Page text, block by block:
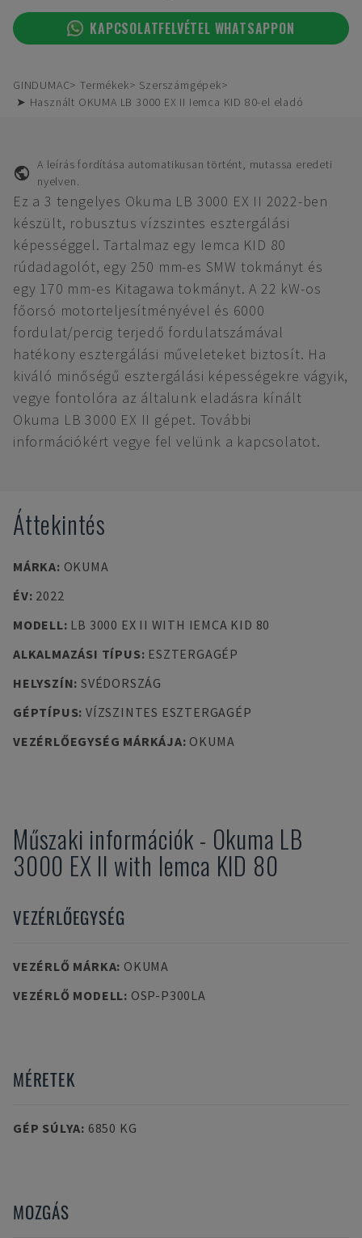
KAPCSOLATFELVÉTEL WHATSAPPON
GINDUMAC Termékek
Szerszámgépek
➤ Használt OKUMA LB 3000 EX II Iemca KID 80-el eladó
A leírás fordítása automatikusan történt, mutassa eredeti
nyelven.
Ez a 3 tengelyes Okuma LB 3000 EX II 2022-ben
készült, robusztus vízszintes esztergálási
képességgel. Tartalmaz egy Iemca KID 80
rúdadagolót, egy 250 mm-es SMW tokmányt és
egy 170 mm-es Kitagawa tokmányt. A 22 kW-os
főorsó motorteljesítményével és 6000
fordulat/percig terjedő fordulatszámával
hatékony esztergálási műveleteket biztosít. Ha
kiváló minőségű esztergálási képességekre vágyik,
vegye fontolóra az általunk eladásra kínált
Okuma LB 3000 EX II gépet. További
információkért vegye fel velünk a kapcsolatot.
Áttekintés
MÁRKA: OKUMA
ÉV: 2022
MODELL: LB 3000 EX II WITH IEMCA KID 80
ALKALMAZÁSI TÍPUS: ESZTERGAGÉP
HELYSZÍN: SVÉDORSZÁG
GÉPTÍPUS: VÍZSZINTES ESZTERGAGÉP
VEZÉRLŐEGYSÉG MÁRKÁJA: OKUMA
Műszaki információk - Okuma LB
3000 EX II with Iemca KID 80
VEZÉRLŐEGYSÉG
VEZÉRLŐ MÁRKA: OKUMA
VEZÉRLŐ MODELL: OSP-P300LA
MÉRETEK
GÉP SÚLYA: 6850 KG
MOZGÁS